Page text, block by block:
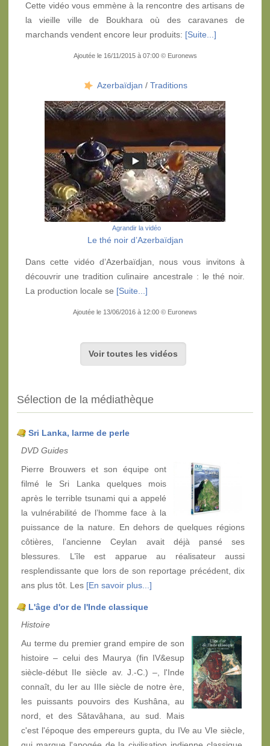
Cette vidéo vous emmène à la rencontre des artisans de
la vieille ville de Boukhara où des caravanes de
marchands vendent encore leur produits: [Suite...]
Ajoutée le 16/11/2015 à 07:00 © Euronews
Azerbaïdjan /Traditions
Agrandir la vidéo
Le thé noir d’Azerbaïdjan
Dans cette vidéo d’Azerbaïdjan, nous vous invitons à
découvrir une tradition culinaire ancestrale : le thé noir.
La production locale se [Suite...]
Ajoutée le 13/06/2016 à 12:00 © Euronews
Voir toutes les vidéos
Sélection de la médiathèque
Sri Lanka, larme de perle
DVD Guides
Pierre Brouwers et son équipe ont
filmé le Sri Lanka quelques mois
après le terrible tsunami qui a appelé
la vulnérabilité de l’homme face à la
puissance de la nature. En dehors de quelques régions
côtières, l’ancienne Ceylan avait déjà pansé ses
blessures. L’île est apparue au réalisateur aussi
resplendissante que lors de son reportage précédent, dix
ans plus tôt. Les [En savoir plus...]
L'âge d'or de l'Inde classique
Histoire
Au terme du premier grand empire de son
histoire – celui des Maurya (fin IV&esup
siècle-début IIe siècle av. J.-C.) –, l'Inde
connaît, du Ier au IIIe siècle de notre ère,
les puissants pouvoirs des Kushâna, au
nord, et des Sâtavâhana, au sud. Mais
c'est l'époque des empereurs gupta, du IVe au VIe siècle,